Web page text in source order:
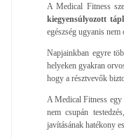
A Medical Fitness
kiegyensúlyozott
egészség ugyanis nem
Napjainkban egyre
helyeken gyakran
hogy a résztvevők
A Medical Fitness egy
nem csupán
javításának hatékony